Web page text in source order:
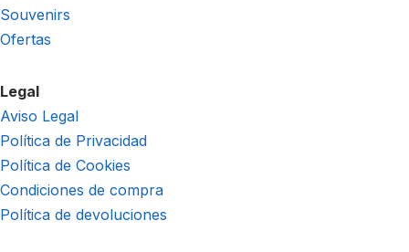
Souvenirs
Ofertas
Legal
Aviso Legal
Política de Privacidad
Política de Cookies
Condiciones de compra
Política de devoluciones